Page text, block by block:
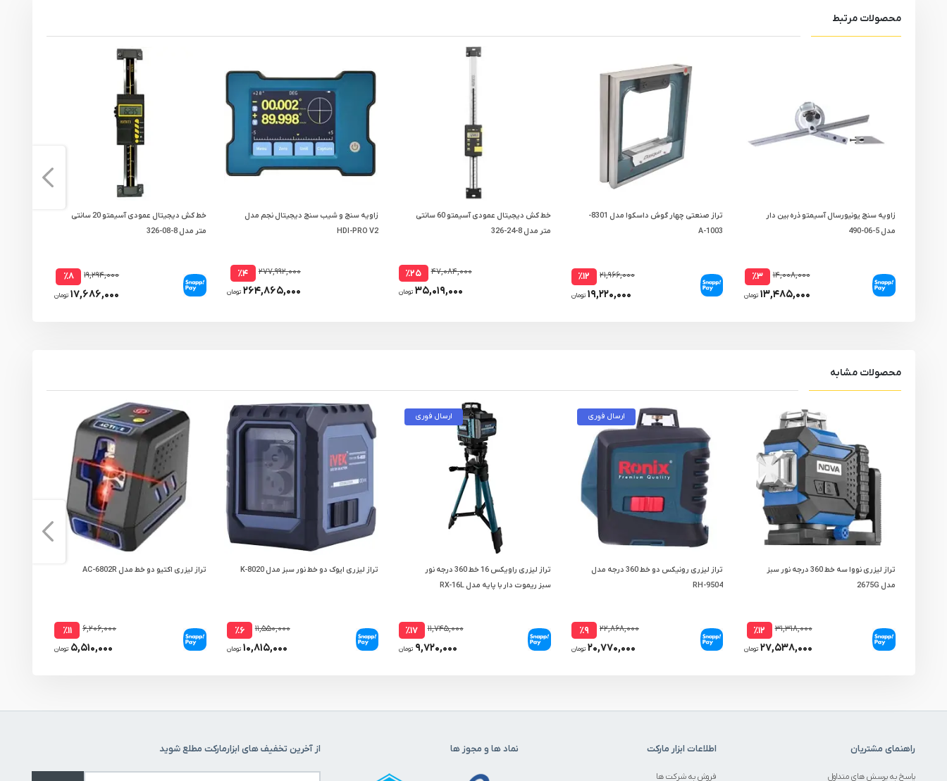
محصولات مرتبط
زاویه سنج یونیورسال آسیمتو ذره بین دار
مدل 5-06-490
۱۴,۰۰۸,۰۰۰ ٪۳
۱۳,۴۸۵,۰۰۰ تومان
تراز صنعتی چهار گوش داسکوا مدل 8301-
1003-A
۲۱,۹۶۶,۰۰۰ ٪۱۲
۱۹,۲۲۰,۰۰۰ تومان
خط کش دیجیتال عمودی آسیمتو 60 سانتی
متر مدل 8-24-326
۴۷,۰۸۴,۰۰۰ ٪۲۵
۳۵,۰۱۹,۰۰۰ تومان
زاویه سنج و شیب سنج دیجیتال نجم مدل
HDI-PRO V2
۲۷۷,۹۹۲,۰۰۰ ٪۴
۲۶۴,۸۶۵,۰۰۰ تومان
خط کش دیجیتال عمودی آسیمتو 20 سانتی
متر مدل 8-08-326
۱۹,۲۹۴,۰۰۰ ٪۸
۱۷,۶۸۶,۰۰۰ تومان
محصولات مشابه
تراز لیزری نووا سه خط 360 درجه نور سبز
مدل 2675G
۳۱,۳۱۸,۰۰۰ ٪۱۲
۲۷,۵۳۸,۰۰۰ تومان
ارسال فوری
تراز لیزری رونیکس دو خط 360 درجه مدل
RH-9504
۲۲,۸۶۸,۰۰۰ ٪۹
۲۰,۷۷۰,۰۰۰ تومان
ارسال فوری
تراز لیزری راویکس 16 خط 360 درجه نور
سبز ریموت دار با پایه مدل RX-16L
۱۱,۷۴۵,۰۰۰ ٪۱۷
۹,۷۲۰,۰۰۰ تومان
تراز لیزری ایوک دو خط نور سبز مدل K-8020
۱۱,۵۵۰,۰۰۰ ٪۶
۱۰,۸۱۵,۰۰۰ تومان
تراز لیزری اکتیو دو خط مدل AC-6802R
۶,۲۰۶,۰۰۰ ٪۱۱
۵,۵۱۰,۰۰۰ تومان
راهنمای مشتریان
پاسخ به پرسش های متداول
اطلاعات ابزار مارکت
فروش به شرکت ها
نماد ها و مجوز ها از آخرین تخفیف های ابزارمارکت مطلع شوید